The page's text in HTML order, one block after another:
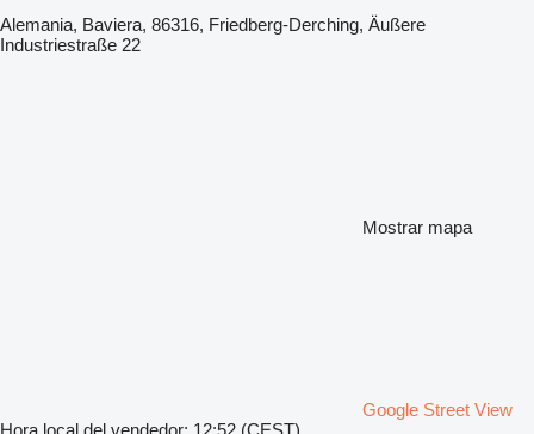
Alemania, Baviera, 86316, Friedberg-Derching, Äußere
Industriestraße 22
Mostrar mapa
Google Street View
Hora local del vendedor: 12:52 (CEST)